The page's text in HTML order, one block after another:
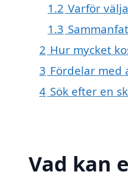
1.2 Varför
1.3
2 Hur mycket
3 Fördelar med
4 Sök efter en
Vad kan